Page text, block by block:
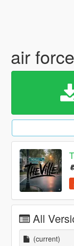
air
All
(current)